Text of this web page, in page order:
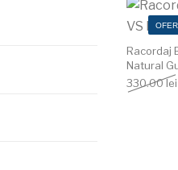
Racordaj
Natural
330.00lei